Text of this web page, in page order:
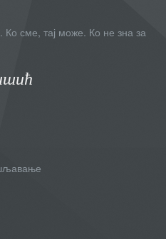
сме, тај може. Ко не зна за